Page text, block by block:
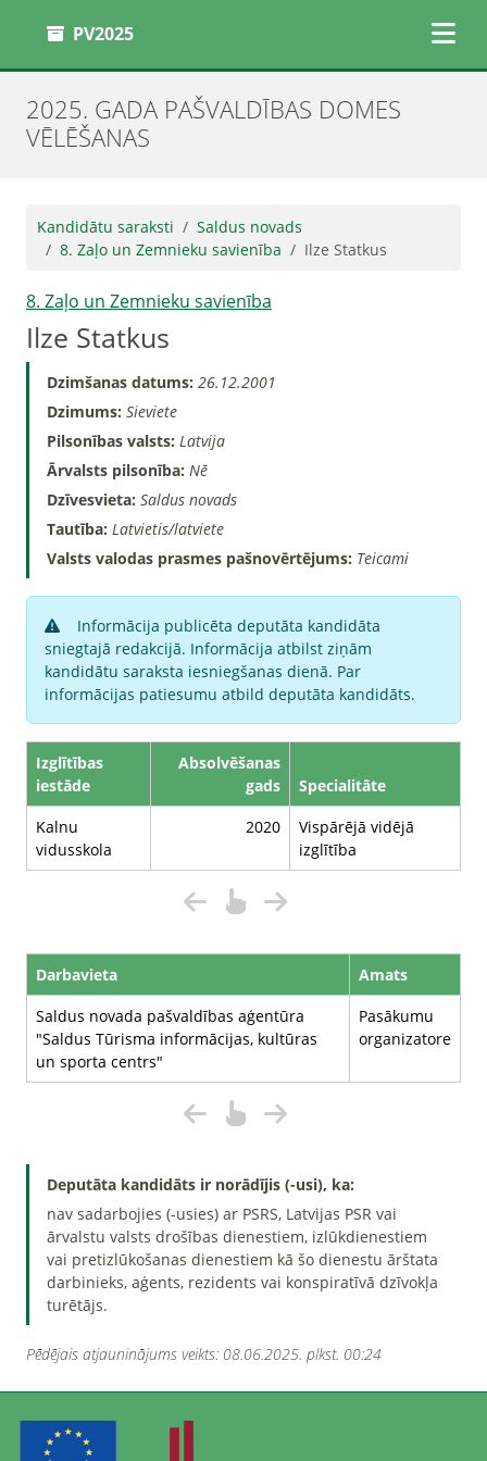
PV2025
2025. GADA PAŠVALDĪBAS DOMES
VĒLĒŠANAS
Kandidātu saraksti
Saldus novads
8. Zaļo un Zemnieku savienība
Ilze Statkus
8. Zaļo un Zemnieku savienība
Ilze Statkus
Dzimšanas datums: 26.12.2001
Dzimums: Sieviete
Pilsonības valsts: Latvija
Ārvalsts pilsonība: Nē
Dzīvesvieta: Saldus novads
Tautība: Latvietis/latviete
Valsts valodas prasmes pašnovērtējums: Teicami
Informācija publicēta deputāta kandidāta
sniegtajā redakcijā. Informācija atbilst ziņām
kandidātu saraksta iesniegšanas dienā. Par
informācijas patiesumu atbild deputāta kandidāts.
Izglītības
iestāde
Absolvēšanas
gads
Specialitāte
Kalnu
vidusskola
2020
Vispārējā vidējā
izglītība
Darbavieta
Amats
Saldus novada pašvaldības aģentūra
"Saldus Tūrisma informācijas, kultūras
un sporta centrs"
Pasākumu
organizatore
Deputāta kandidāts ir norādījis (-usi), ka:
nav sadarbojies (-usies) ar PSRS, Latvijas PSR vai
ārvalstu valsts drošības dienestiem, izlūkdienestiem
vai pretizlūkošanas dienestiem kā šo dienestu ārštata
darbinieks, aģents, rezidents vai konspiratīvā dzīvokļa
turētājs.
Pēdējais atjauninājums veikts: 08.06.2025. plkst. 00:24